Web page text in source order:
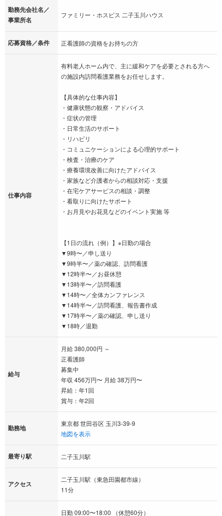
勤務先会社名／
事業所名
ファミリー・ホスピス 二子玉川ハウス
応募資格／条件 正看護師の資格をお持ちの方
仕事内容
有料老人ホーム内で、主に緩和ケアを必要とされる方へ
の施設内訪問看護業務をお任せします。
【具体的な仕事内容】
・健康状態の観察・アドバイス
・症状の管理
・日常生活のサポート
・リハビリ
・コミュニケーションによる心理的サポート
・検査・治療のケア
・療養環境改善に向けたアドバイス
・家族など介護者からの相談対応・支援
・在宅ケアサービスの相談・調整
・看取りに向けたサポート
・お月見やお花見などのイベント実施 等
【1日の流れ（例）】※日勤の場合
▼9時〜／申し送り
▼9時半〜／薬の確認、訪問看護
▼12時半〜／お昼休憩
▼13時半〜／訪問看護
▼14時〜／全体カンファレンス
▼14時半〜／訪問看護、報告書作成
▼17時半〜／薬の確認、申し送り
▼18時／退勤
給与
月給 380,000円 ～
正看護師
募集中
年収 456万円〜 月給 38万円〜
昇給：年1回
賞与：年2回
勤務地
東京都 世田谷区 玉川3-39-9
地図を表示
最寄り駅 二子玉川駅
アクセス
二子玉川駅（東急田園都市線）
11分
日勤 09:00〜18:00 （休憩60分）